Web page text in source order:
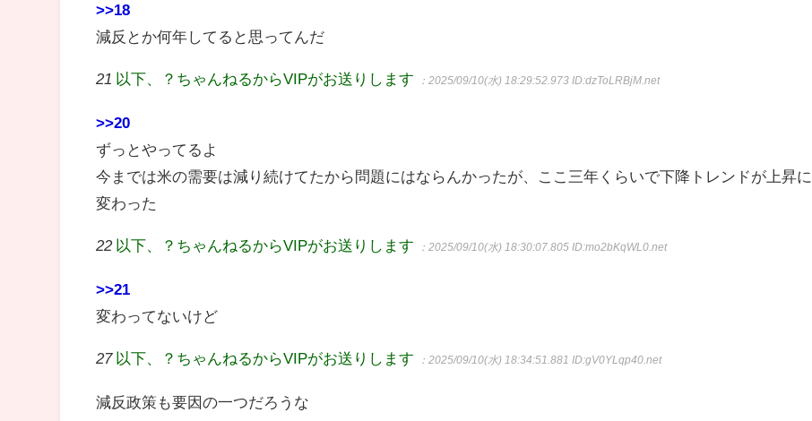
>>18
減反とか何年してると思ってんだ
21 以下、？ちゃんねるからVIPがお送りします ：2025/09/10(水) 18:29:52.973ID:dzToLRBjM.net
>>20
ずっとやってるよ
今までは米の需要は減り続けてたから問題にはならんかったが、ここ三年くらいで下降トレンドが上昇に
変わった
22 以下、？ちゃんねるからVIPがお送りします ：2025/09/10(水) 18:30:07.805ID:mo2bKqWL0.net
>>21
変わってないけど
27 以下、？ちゃんねるからVIPがお送りします ：2025/09/10(水) 18:34:51.881ID:gV0YLqp40.net
減反政策も要因の一つだろうな